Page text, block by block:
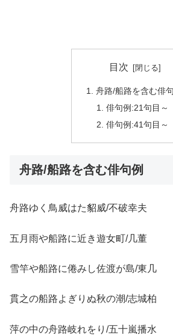
目次
舟路/船路を含む俳
俳句例:21句目～
俳句例:41句目～
舟路/船路を含む俳句例
舟路ゆく鳥威はた貂威/不破幸夫
五月雨や船路に近き遊女町/几董
雪竿や船路に倦みし佐渡が島/東几
貫之の船路よぎりぬ秋の潮/志城柏
萍の中の舟路岐れをり/五十嵐播水